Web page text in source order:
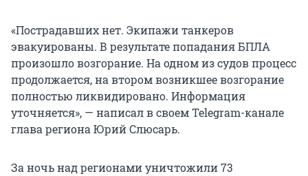
«Пострадавших нет. Экипажи танкеров
эвакуированы. В результате попадания БПЛА
произошло возгорание. На одном из судов процесс
продолжается, на втором возникшее возгорание
полностью ликвидировано. Информация
уточняется», — написал в своем Telegram-канале
глава региона Юрий Слюсарь.
За ночь над регионами уничтожили 73